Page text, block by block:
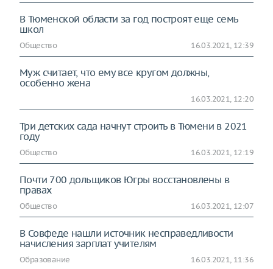
В Тюменской области за год построят еще семь
школ
Общество 16.03.2021, 12:39
Муж считает, что ему все кругом должны,
особенно жена
16.03.2021, 12:20
Три детских сада начнут строить в Тюмени в 2021
году
Общество 16.03.2021, 12:19
Почти 700 дольщиков Югры восстановлены в
правах
Общество 16.03.2021, 12:07
В Совфеде нашли источник несправедливости
начисления зарплат учителям
Образование 16.03.2021, 11:36